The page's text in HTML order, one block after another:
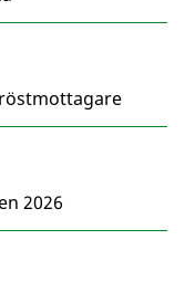
2026